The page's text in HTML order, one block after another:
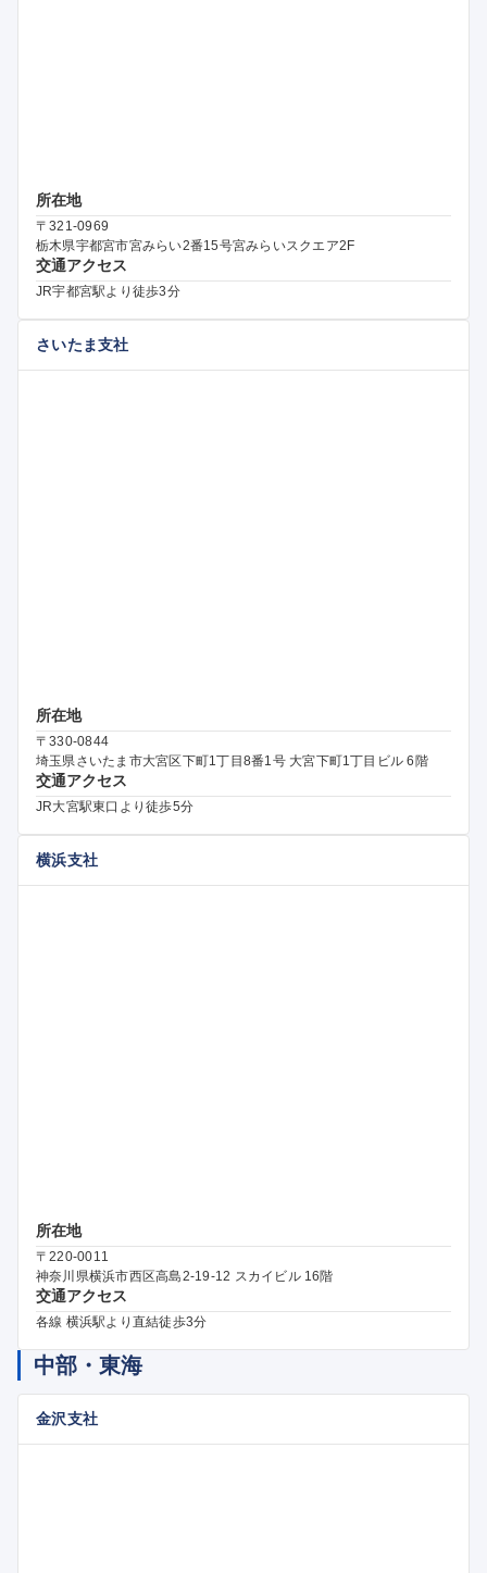
所在地
〒321-0969
栃木県宇都宮市宮みらい2番15号宮みらいスクエア2F
交通アクセス
JR宇都宮駅より徒歩3分
さいたま支社
所在地
〒330-0844
埼玉県さいたま市大宮区下町1丁目8番1号 大宮下町1丁目ビル 6階
交通アクセス
JR大宮駅東口より徒歩5分
横浜支社
所在地
〒220-0011
神奈川県横浜市西区高島2-19-12 スカイビル 16階
交通アクセス
各線 横浜駅より直結徒歩3分
中部・東海
金沢支社